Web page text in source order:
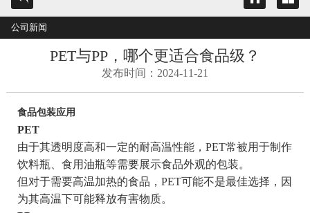
公司新闻
PET与PP，哪个更适合食品级？
发布时间：2024-11-21
食品包装应用
PET
由于其透明度高和一定的耐高温性能，PET常被用于制作
饮料瓶、食用油瓶等需要展示食品外观的包装。
但对于需要高温加热的食品，PET可能不是最佳选择，因
为其高温下可能释放有害物质。